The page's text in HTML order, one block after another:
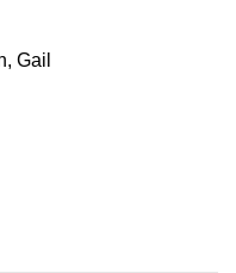
Gail